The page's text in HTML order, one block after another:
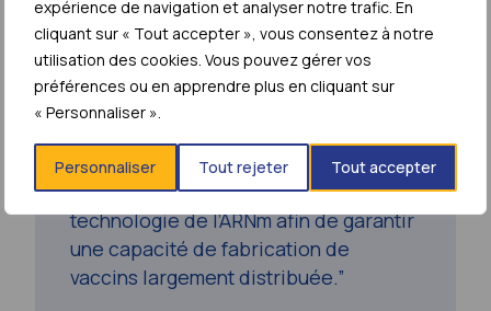
expérience de navigation et analyser notre trafic. En
cliquant sur « Tout accepter », vous consentez à notre
utilisation des cookies. Vous pouvez gérer vos
préférences ou en apprendre plus en cliquant sur
« Personnaliser ».
Personnaliser Tout rejeter Tout accepter
leçons apprises sur la manière dont
nous pouvons encore accélérer
l’accès équitable. Nous sommes
également ravis de travailler avec des
futurs produits pandémiques grâce au
programme de transfert de
technologie de l’ARNm afin de garantir
une capacité de fabrication de
vaccins largement distribuée.”